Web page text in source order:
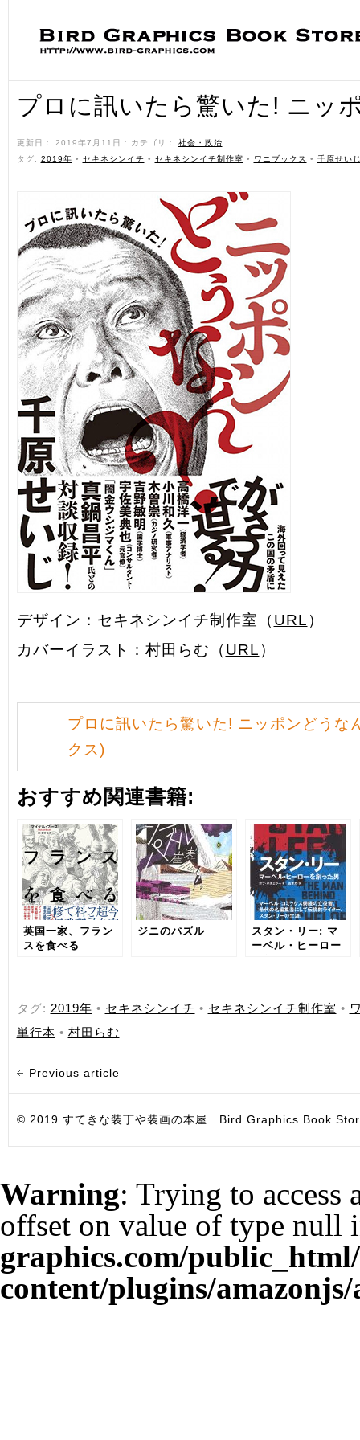
プロに訊いたら驚いた! ニッ
更新日： 2019年7月11日 ˑ カテゴリ： 社会・政治 ˑ
タグ: 2019年 • セキネシンイチ • セキネシンイチ制作室 • ワニブックス • 千原せい
デザイン：セキネシンイチ制作室（ URL ）
カバーイラスト：村田らむ（ URL ）
プロに訊いたら驚いた! ニッポンどうな
クス)
おすすめ関連書籍:
英国一家、フラン
スを食べる
ジニのパズル
スタン・リー: マ
ーベル・ヒーロー
タグ: 2019年 • セキネシンイチ • セキネシンイチ制作室 •
単行本 • 村田らむ
Previous article
© 2019 すてきな装丁や装画の本屋 Bird Graphics Book
Warning: Trying to access
offset on value of type null
graphics.com/
content/plugins/